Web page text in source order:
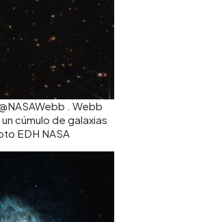
. Webb
cúmulo de galaxias
EDH NASA